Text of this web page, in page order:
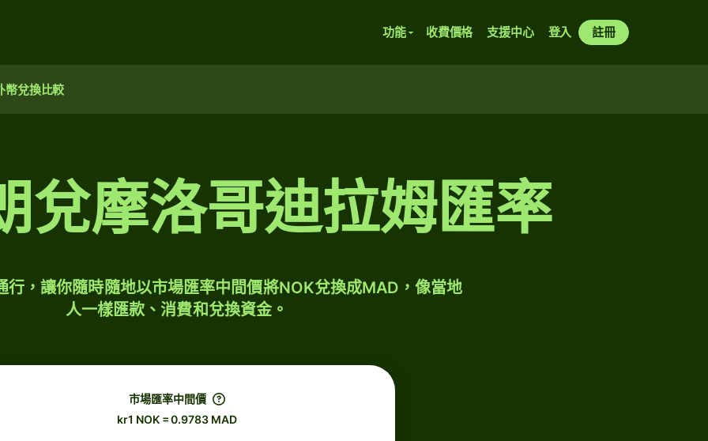
功能 收費價格 支援中心 登入 註冊
幣兌換比較
兌摩洛哥迪拉姆匯率
行，讓你隨時隨地以市場匯率中間價將NOK兌換成MAD，像當地
人一樣匯款、消費和兌換資金。
市場匯率中間價
kr1 NOK = 0.9783 MAD